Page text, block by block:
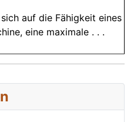
auf die Fähigkeit eines
eine maximale . . .